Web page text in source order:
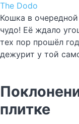
The Dodo
Кошка в
чудо! Её ждало
тех пор прошёл
дежурит у той
плитке